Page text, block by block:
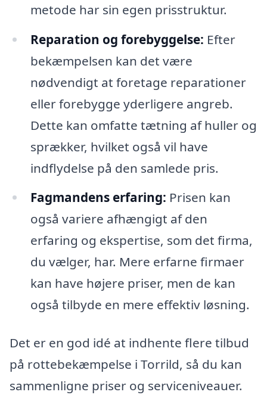
metode har sin egen prisstruktur.
Reparation og forebyggelse: Efter
bekæmpelsen kan det være
nødvendigt at foretage reparationer
eller forebygge yderligere angreb.
Dette kan omfatte tætning af huller og
sprækker, hvilket også vil have
indflydelse på den samlede pris.
Fagmandens erfaring: Prisen kan
også variere afhængigt af den
erfaring og ekspertise, som det firma,
du vælger, har. Mere erfarne firmaer
kan have højere priser, men de kan
også tilbyde en mere effektiv løsning.
Det er en god idé at indhente flere tilbud
på rottebekæmpelse i Torrild, så du kan
sammenligne priser og serviceniveauer.